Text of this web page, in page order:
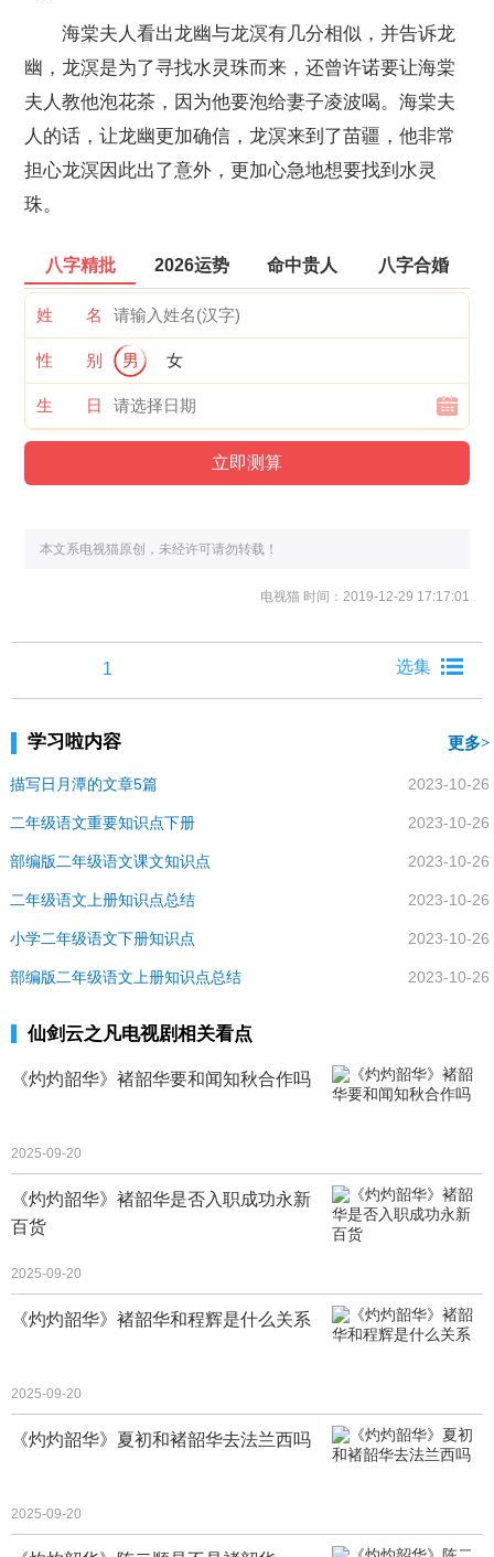
海棠夫人看出龙幽与龙溟有几分相似，并告诉龙
幽，龙溟是为了寻找水灵珠而来，还曾许诺要让海棠
夫人教他泡花茶，因为他要泡给妻子凌波喝。海棠夫
人的话，让龙幽更加确信，龙溟来到了苗疆，他非常
担心龙溟因此出了意外，更加心急地想要找到水灵
珠。
八字精批 2026运势 命中贵人 八字合婚
姓 名
性 别 男 女
生 日
本文系电视猫原创，未经许可请勿转载！
电视猫时间：2019-12-29 17:17:01
1
学习啦内容 更多
2023-10-26
描写日月潭的文章5篇
2023-10-26
二年级语文重要知识点下册
2023-10-26
部编版二年级语文课文知识点
2023-10-26
二年级语文上册知识点总结
2023-10-26
小学二年级语文下册知识点
2023-10-26
部编版二年级语文上册知识点总结
仙剑云之凡电视剧相关看点
《灼灼韶华》褚韶华要和闻知秋合作吗
2025-09-20
《灼灼韶华》褚韶华是否入职成功永新
百货
2025-09-20
《灼灼韶华》褚韶华和程辉是什么关系
2025-09-20
《灼灼韶华》夏初和褚韶华去法兰西吗
2025-09-20